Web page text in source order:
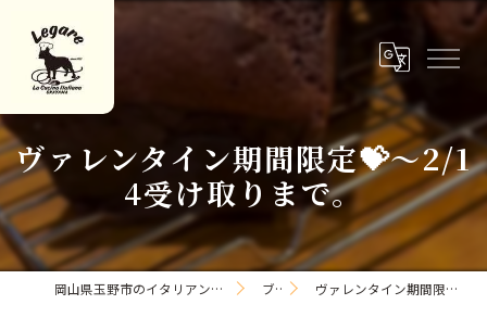
ヴァレンタイン期間限定💝〜2/1
4受け取りまで。
岡山県玉野市のイタリアンならLa Cucina Italiana Legare ブログ ヴァレンタイン期間限定💝〜2/14受け取りまで。